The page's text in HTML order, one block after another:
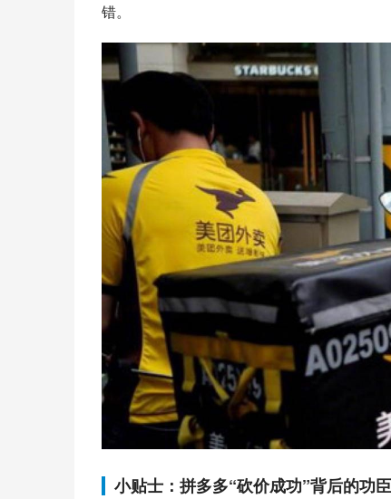
错。
小贴士：拼多多“砍价成功”背后的功臣